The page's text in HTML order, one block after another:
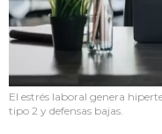
El estrés laboral genera
tipo 2 y defensas bajas.